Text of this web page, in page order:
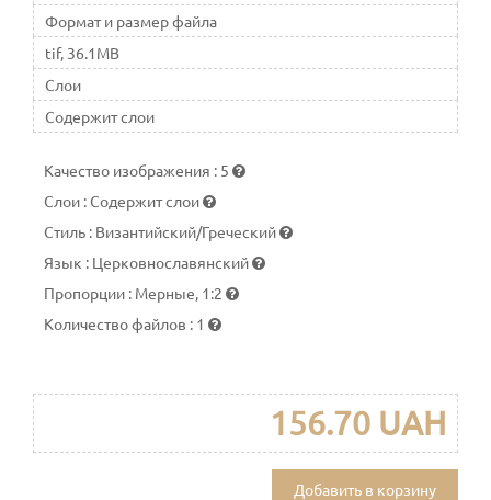
Формат и размер файла
tif, 36.1MB
Слои
Содержит слои
Качество изображения : 5
Слои :Содержит слои
Стиль : Византийский/Греческий
Язык : Церковнославянский
Пропорции : Мерные, 1:2
Количество файлов : 1
156.70 UAH
Добавить в корзину